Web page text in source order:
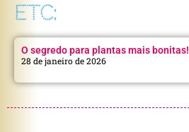
ETC:
O segredo para plantas mais bonitas!
28 de janeiro de 2026